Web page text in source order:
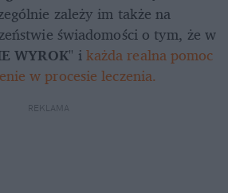
zależy im także na
świadomości o tym, że w
WYROK" i każda realna pomoc
w procesie leczenia.
REKLAMA